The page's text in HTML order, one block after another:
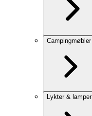
Campingmøbler
Lykter & lamper